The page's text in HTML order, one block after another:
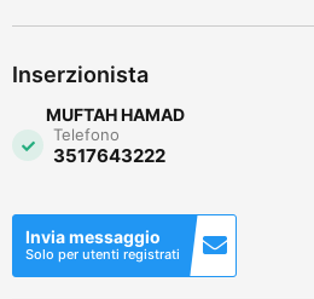
Inserzionista
MUFTAH HAMAD
Telefono
3517643222
Invia messaggio
Solo per utenti registrati